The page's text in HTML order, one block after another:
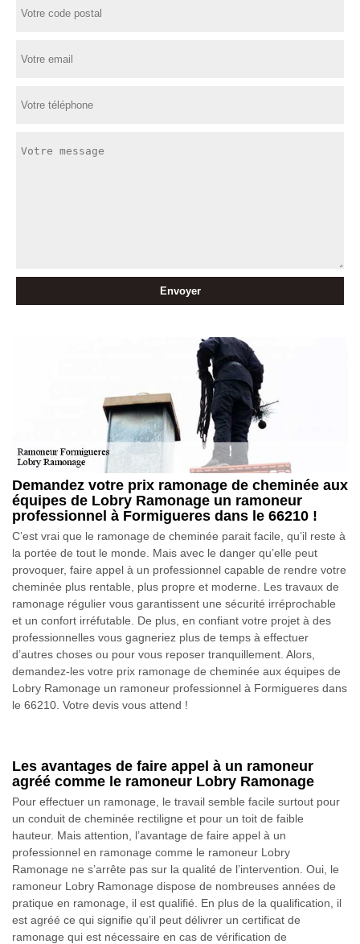
Demandez votre prix ramonage de cheminée aux
équipes de Lobry Ramonage un ramoneur
professionnel à Formigueres dans le 66210 !
C’est vrai que le ramonage de cheminée parait facile, qu’il reste à
la portée de tout le monde. Mais avec le danger qu’elle peut
provoquer, faire appel à un professionnel capable de rendre votre
cheminée plus rentable, plus propre et moderne. Les travaux de
ramonage régulier vous garantissent une sécurité irréprochable
et un confort irréfutable. De plus, en confiant votre projet à des
professionnelles vous gagneriez plus de temps à effectuer
d’autres choses ou pour vous reposer tranquillement. Alors,
demandez-les votre prix ramonage de cheminée aux équipes de
Lobry Ramonage un ramoneur professionnel à Formigueres dans
le 66210. Votre devis vous attend !
Les avantages de faire appel à un ramoneur
agréé comme le ramoneur Lobry Ramonage
Pour effectuer un ramonage, le travail semble facile surtout pour
un conduit de cheminée rectiligne et pour un toit de faible
hauteur. Mais attention, l’avantage de faire appel à un
professionnel en ramonage comme le ramoneur Lobry
Ramonage ne s’arrête pas sur la qualité de l’intervention. Oui, le
ramoneur Lobry Ramonage dispose de nombreuses années de
pratique en ramonage, il est qualifié. En plus de la qualification, il
est agréé ce qui signifie qu’il peut délivrer un certificat de
ramonage qui est nécessaire en cas de vérification de